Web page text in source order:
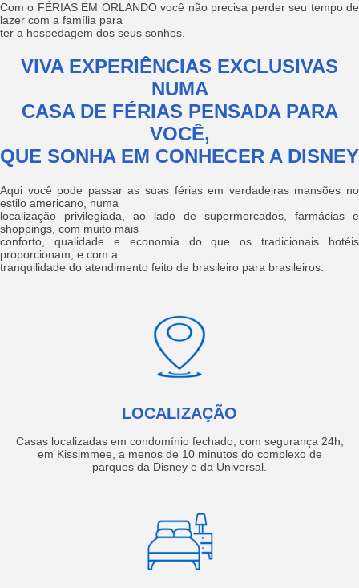
Com o FÉRIAS EM ORLANDO você não precisa perder seu tempo de
lazer com a família para
ter a hospedagem dos seus sonhos.
VIVA EXPERIÊNCIAS EXCLUSIVAS
NUMA
CASA DE FÉRIAS PENSADA PARA
VOCÊ,
QUE SONHA EM CONHECER A DISNEY
Aqui você pode passar as suas férias em verdadeiras mansões no
estilo americano, numa
localização privilegiada, ao lado de supermercados, farmácias e
shoppings, com muito mais
conforto, qualidade e economia do que os tradicionais hotéis
proporcionam, e com a
tranquilidade do atendimento feito de brasileiro para brasileiros.
LOCALIZAÇÃO
Casas localizadas em condomínio fechado, com segurança 24h,
em Kissimmee, a menos de 10 minutos do complexo de
parques da Disney e da Universal.